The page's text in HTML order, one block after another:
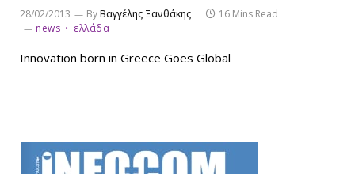
28/02/2013 ByΒαγγέλης Ξανθάκης
16 Mins Read
news
ελλάδα
Innovation born in Greece Goes Global